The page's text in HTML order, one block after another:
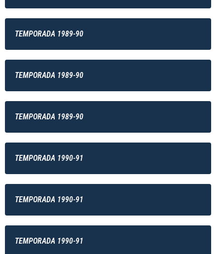
TEMPORADA 1989-90
TEMPORADA 1989-90
TEMPORADA 1989-90
TEMPORADA 1990-91
TEMPORADA 1990-91
TEMPORADA 1990-91